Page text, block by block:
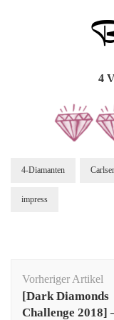
4
4-Diamanten
impress
Vorheriger Artikel
[Dark Diamonds
Challenge 2018]